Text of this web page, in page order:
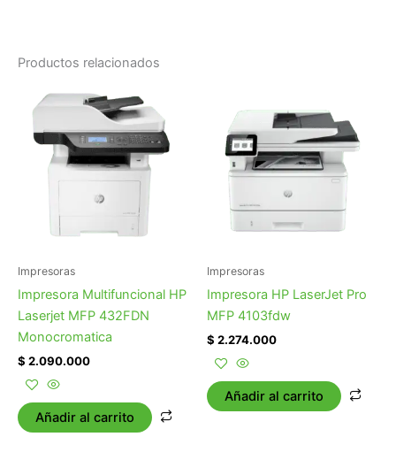
Productos relacionados
Impresoras
Impresora Multifuncional HP
Laserjet MFP 432FDN
Monocromatica
$ 2.090.000
Añadir al carrito
Impresoras
Impresora HP LaserJet Pro
MFP 4103fdw
$ 2.274.000
Añadir al carrito